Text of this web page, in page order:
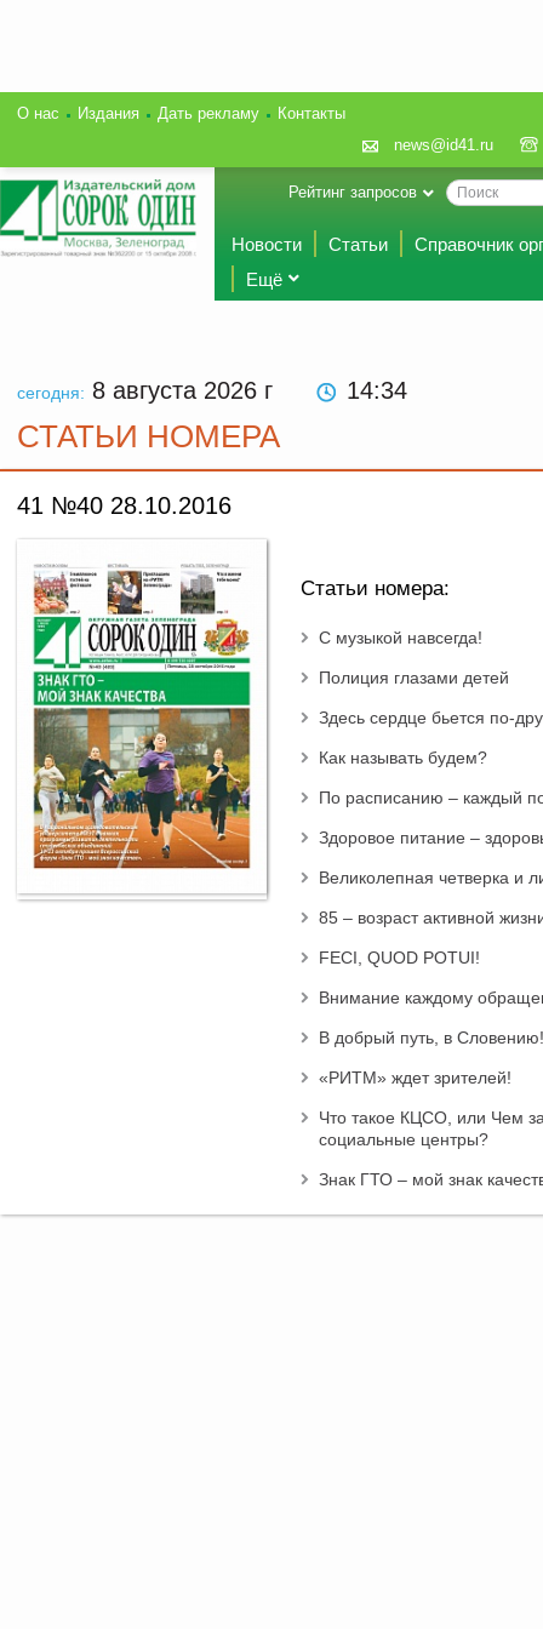
О нас Издания Дать рекламу
Контакты
news@id41.ru
Рейтинг запросов
Новости Статьи
Справочник
Ещё
сегодня: 8 августа 2026 г 14:34
СТАТЬИ НОМЕРА
41 №40 28.10.2016
Статьи номера:
С музыкой навсегда!
Полиция глазами детей
Здесь сердце бьется по-
Как называть будем?
По расписанию – каждый
Здоровое питание –
Великолепная четверка и
85 – возраст активной
FECI, QUOD POTUI!
Внимание каждому
В добрый путь, в Словению!
«РИТМ» ждет зрителей!
Что такое КЦСО, или Чем
социальные центры?
Знак ГТО – мой знак